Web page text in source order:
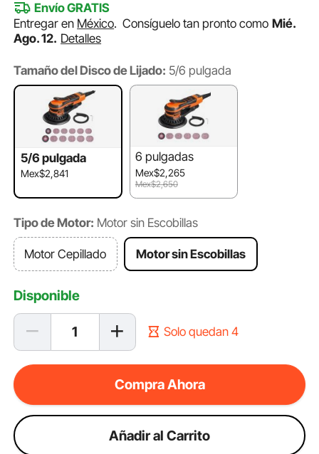
Envío GRATIS
Entregar en México.Consíguelo tan pronto como Mié.
Ago. 12. Detalles
Tamaño del Disco de Lijado: 5/6 pulgada
5/6 pulgada
Mex$2,841
6 pulgadas
Mex$2,265
Mex$2,650
Tipo de Motor: Motor sin Escobillas
Motor Cepillado Motor sin Escobillas
Disponible
Solo quedan 4
Compra Ahora
Añadir al Carrito